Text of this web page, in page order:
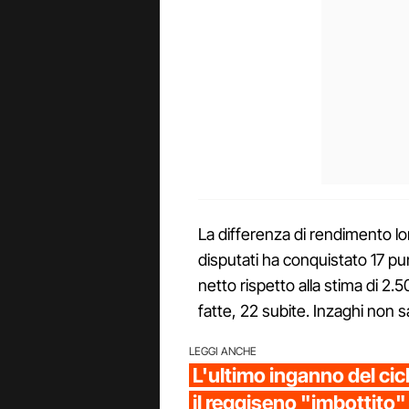
La differenza di rendimento
disputati ha conquistato 17
netto rispetto alla stima di
fatte, 22 subite. Inzaghi non
LEGGI ANCHE
L'ultimo inganno del
il reggiseno "imbottito"